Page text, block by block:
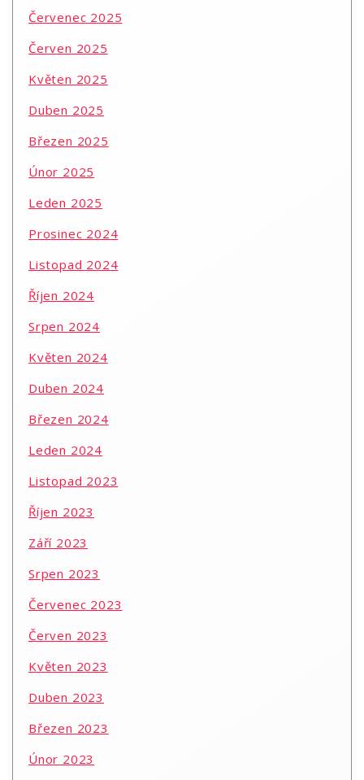
Červenec 2025
Červen 2025
Květen 2025
Duben 2025
Březen 2025
Únor 2025
Leden 2025
Prosinec 2024
Listopad 2024
Říjen 2024
Srpen 2024
Květen 2024
Duben 2024
Březen 2024
Leden 2024
Listopad 2023
Říjen 2023
Září 2023
Srpen 2023
Červenec 2023
Červen 2023
Květen 2023
Duben 2023
Březen 2023
Únor 2023